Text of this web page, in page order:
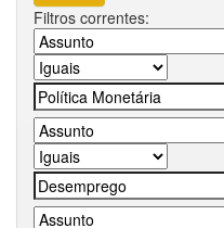
Filtros correntes: